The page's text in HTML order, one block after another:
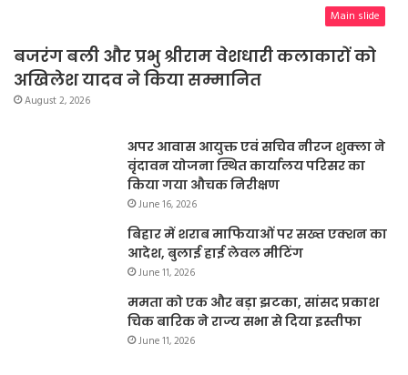
Main slide
बजरंग बली और प्रभु श्रीराम वेशधारी कलाकारों को
अखिलेश यादव ने किया सम्मानित
August 2, 2026
अपर आवास आयुक्त एवं सचिव नीरज शुक्ला ने
वृंदावन योजना स्थित कार्यालय परिसर का
किया गया औचक निरीक्षण
June 16, 2026
बिहार में शराब माफियाओं पर सख्त एक्शन का
आदेश, बुलाई हाई लेवल मीटिंग
June 11, 2026
ममता को एक और बड़ा झटका, सांसद प्रकाश
चिक बारिक ने राज्य सभा से दिया इस्तीफा
June 11, 2026